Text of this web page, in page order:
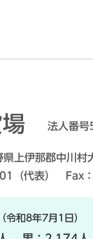
法人番
上伊那郡中川村
（代表） Fax
（令和8年7月1日）